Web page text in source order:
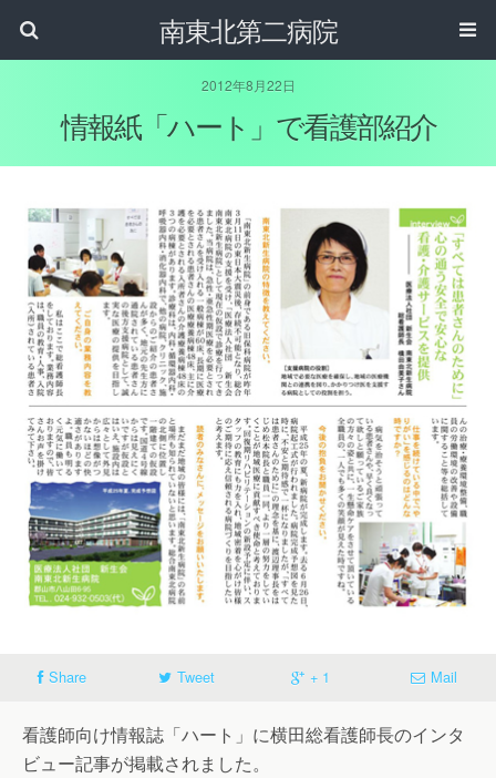
南東北第二病院
2012年8月22日
情報紙「ハート」で看護部紹介
Share Tweet + 1 Mail
看護師向け情報誌「ハート」に横田総看護師長のインタ
ビュー記事が掲載されました。